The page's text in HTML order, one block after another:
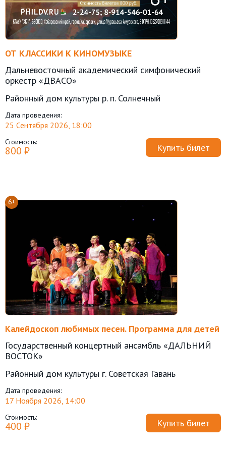
ОТ КЛАССИКИ К КИНОМУЗЫКЕ
Дальневосточный академический симфонический
оркестр «ДВАСО»
Районный дом культуры р. п. Солнечный
Дата проведения:
25 Сентября 2026, 18:00
Стоимость:
800 ₽ Купить билет
6+
Калейдоскоп любимых песен. Программа для детей
Государственный концертный ансамбль «ДАЛЬНИЙ
ВОСТОК»
Районный дом культуры г. Советская Гавань
Дата проведения:
17 Ноября 2026, 14:00
Стоимость:
400 ₽ Купить билет